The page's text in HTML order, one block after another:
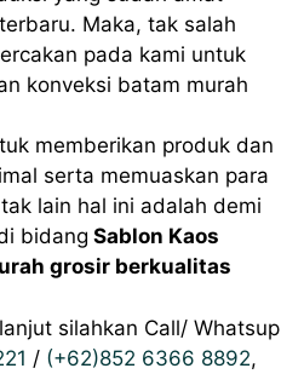
Maka, tak salah
pada kami untuk
konveksi batam murah
memberikan produk dan
serta memuaskan para
lain hal ini adalah demi
bidang Sablon Kaos
grosir berkualitas
silahkan Call/ Whatsup
/ (+62)852 6366 8892,